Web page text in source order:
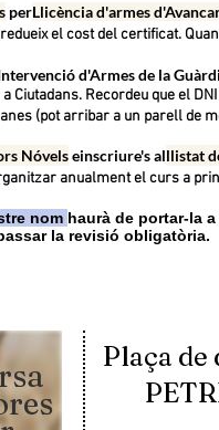
perLlicència d'armes
el cost del certificat.
d'Armes de la
Recordeu que el
(pot arribar a un parell de
Nóvelseinscriure'salllistat
anualment el curs a
nom haurà de portar-la
la revisió obligatòria.
Plaça de